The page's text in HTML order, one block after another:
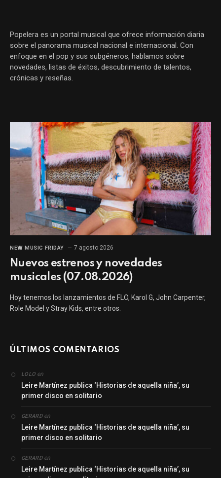
Popelera es un portal musical que ofrece información diaria
sobre el panorama musical nacional e internacional. Con
enfoque en el pop y sus subgéneros, hablamos sobre
novedades, listas de éxitos, descubrimiento de talentos,
crónicas y reseñas.
NEW MUSIC FRIDAY 7 agosto 2026
Nuevos estrenos y novedades
musicales (07.08.2026)
Hoy tenemos los lanzamientos de FLO, Karol G, John Carpenter,
Role Model y Stray Kids, entre otros.
ÚLTIMOS COMENTARIOS
LOLO en
Leire Martínez publica ‘Historias de aquella niña’, su
primer disco en solitario
GERARDen
Leire Martínez publica ‘Historias de aquella niña’, su
primer disco en solitario
GERARDen
Leire Martínez publica ‘Historias de aquella niña’, su